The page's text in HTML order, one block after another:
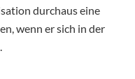
durchaus eine
wenn er sich in der